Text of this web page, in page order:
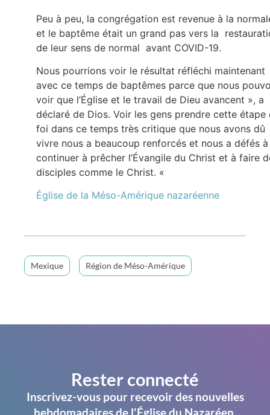
Peu à peu, la congrégation est revenue à la
et le baptême était un grand pas vers la
de leur sens de normal avant COVID-19.
Nous pourrions voir le résultat réfléchi maintenant
avec ce temps de baptêmes parce que nous
voir que l’Église et le travail de Dieu avancent », a
déclaré de Dios. Voir les gens prendre cette étape
foi dans ce temps très critique que nous avons dû
vivre nous a beaucoup renforcés et nous a défés à
continuer à prêcher l’Évangile du Christ et à faire
disciples comme le Christ. «
Église de la Méso-Amérique nazaréenne
Mexique Région de Méso-Amérique
Rester connecté
Inscrivez-vous pour recevoir des nouvelles
hebdomadaires de l'Église du Nazaréen.